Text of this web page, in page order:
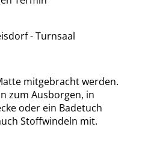
- Turnsaal
mitgebracht werden.
zum Ausborgen, in
oder ein Badetuch
Stoffwindeln mit.